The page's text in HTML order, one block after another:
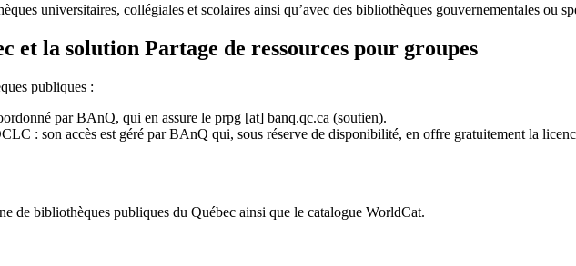
universitaires, collégiales et scolaires ainsi qu’avec des bibliothèques gouvernementales ou
et la solution Partage de ressources pour groupes
publiques :
par BAnQ, qui en assure le prpg [at] banq.qc.ca (soutien).
: son accès est géré par BAnQ qui, sous réserve de disponibilité, en offre gratuitement la
de bibliothèques publiques du Québec ainsi que le catalogue WorldCat.